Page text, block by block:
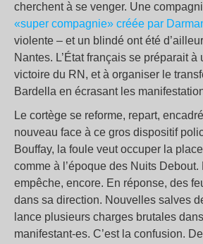
cherchent à se venger. Une
«super compagnie» créée par
violente – et un blindé ont été
Nantes. L’État français se préparait à
victoire du RN, et à organiser le
Bardella en écrasant les
Le cortège se reforme, repart,
nouveau face à ce gros dispositif
Bouffay, la foule veut occuper la
comme à l’époque des Nuits Debout.
empêche, encore. En réponse, des
dans sa direction. Nouvelles salves
lance plusieurs charges brutales
manifestant-es. C’est la confusion.